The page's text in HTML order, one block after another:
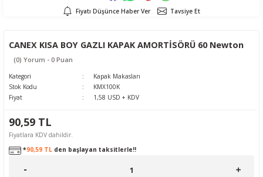
Fiyatı Düşünce Haber Ver Tavsiye Et
CANEX KISA BOY GAZLI KAPAK AMORTİSÖRÜ 60 Newton
(0) Yorum - 0 Puan
Kategori
Kapak Makasları
Stok Kodu
KMX100K
Fiyat
1,58 USD + KDV
90,59 TL
Fiyatlara KDV dahildir.
*90,59 TL den başlayan taksitlerle!!